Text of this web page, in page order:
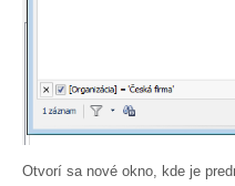
Otvorí sa nové okno, kde je